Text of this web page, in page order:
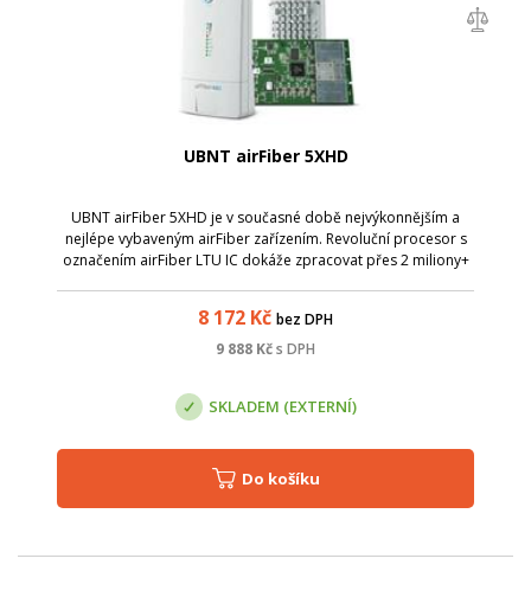
UBNT airFiber 5XHD
UBNT airFiber 5XHD je v současné době nejvýkonnějším a
nejlépe vybaveným airFiber zařízením. Revoluční procesor s
označením airFiber LTU IC dokáže zpracovat přes 2 miliony+
8 172 Kč bez DPH
9 888 Kčs DPH
SKLADEM (EXTERNÍ)
Do košíku